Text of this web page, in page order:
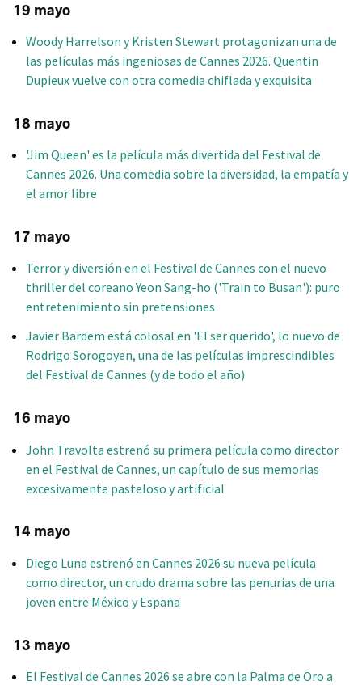
19 mayo
Woody Harrelson y Kristen Stewart protagonizan una de
las películas más ingeniosas de Cannes 2026. Quentin
Dupieux vuelve con otra comedia chiflada y exquisita
18 mayo
'Jim Queen' es la película más divertida del Festival de
Cannes 2026. Una comedia sobre la diversidad, la empatía y
el amor libre
17 mayo
Terror y diversión en el Festival de Cannes con el nuevo
thriller del coreano Yeon Sang-ho ('Train to Busan'): puro
entretenimiento sin pretensiones
Javier Bardem está colosal en 'El ser querido', lo nuevo de
Rodrigo Sorogoyen, una de las películas imprescindibles
del Festival de Cannes (y de todo el año)
16 mayo
John Travolta estrenó su primera película como director
en el Festival de Cannes, un capítulo de sus memorias
excesivamente pasteloso y artificial
14 mayo
Diego Luna estrenó en Cannes 2026 su nueva película
como director, un crudo drama sobre las penurias de una
joven entre México y España
13 mayo
El Festival de Cannes 2026 se abre con la Palma de Oro a